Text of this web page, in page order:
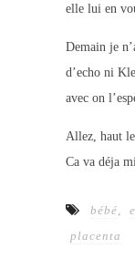
elle lui en
Demain je
d’echo ni
avec on
Allez, haut
Ca va déja
bébé
placenta